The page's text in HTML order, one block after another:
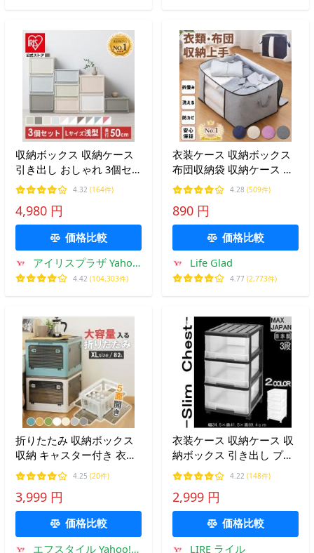
収納ボックス 収納ケース
引き出し おしゃれ 3個セ
ット プラスチック スリム
アイリスオーヤマ 衣替え
押入れ収納 BC-3950
4.32 (164件)
4,980 円
価格比較
アイリスプラザ Yahoo!
店
4.42 (104,303件)
衣装ケース 収納ボックス
布団収納袋 収納ケース 大
容量 収納 おしゃれ 立てら
れる 折りたたみ 衣類収納
防カビ
4.28 (509件)
890 円
価格比較
Life Glad
4.77 (2,773件)
折りたたみ 収納ボックス
収納 キャスター付き 衣類
ケース XL 82L ふた付き 可
愛い 透明 プラスチック 大
きい 重なる 押し入れ 組立
簡単 コンテナ
4.25 (20件)
3,999 円
価格比較
エフスタイル Yahoo!シ
衣装ケース 収納ケース 収
納ボックス 引き出し プラ
スチック 押入れ収納 スリ
ム チェスト 深型 3段 おし
ゃれ ブラック/クリア キャ
スター付 組立式 日本製 爆
4.22 (148件)
2,999 円
価格比較
LIRE ライル